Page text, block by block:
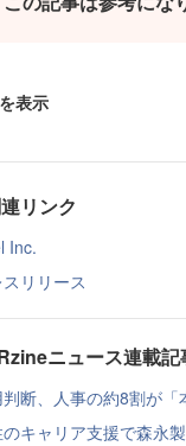
表示
リンク
Inc.
リリース
ニュース連載記
断、人事の約8割が
キャリア支援で森永